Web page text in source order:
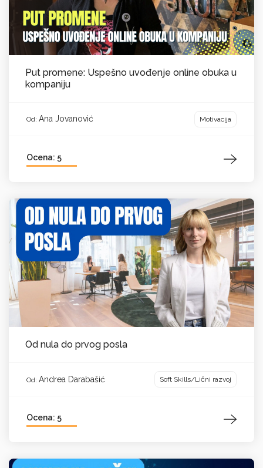
Put promene: Uspešno uvođenje online obuka u
kompaniju
Od: Ana Jovanović Motivacija
Ocena: 5
Od nula do prvog posla
Od: Andrea Darabašić Soft Skills/Lični razvoj
Ocena: 5